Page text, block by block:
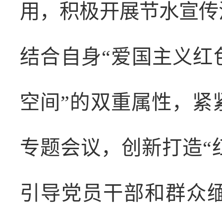
用，积极开展节水宣
结合自身“爱国主义红
空间”的双重属性，
专题会议，创新打造“
引导党员干部和群众